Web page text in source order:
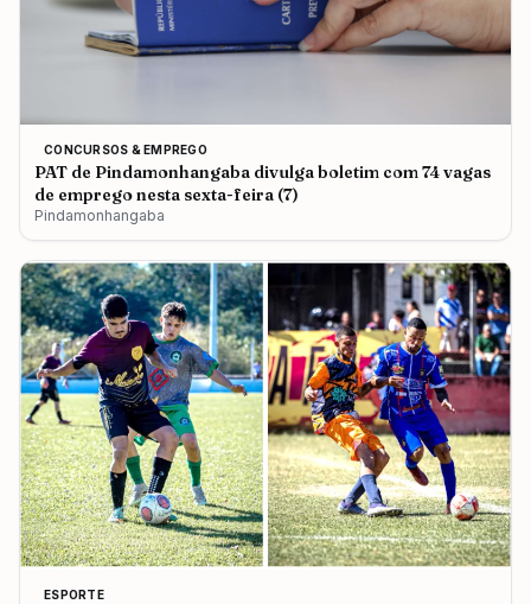
CONCURSOS & EMPREGO
PAT de Pindamonhangaba divulga boletim com 74 vagas
de emprego nesta sexta-feira (7)
Pindamonhangaba
ESPORTE